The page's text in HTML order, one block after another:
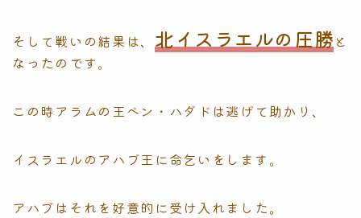
そして戦いの結果は、 北イスラエルの圧勝 と
なったのです。
この時アラムの王ベン・ハダドは逃げて助かり、
イスラエルのアハブ王に命乞いをします。
アハブはそれを好意的に受け入れました。